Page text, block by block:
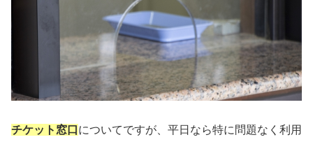
チケット窓口 についてですが、平日なら特に問題なく利用